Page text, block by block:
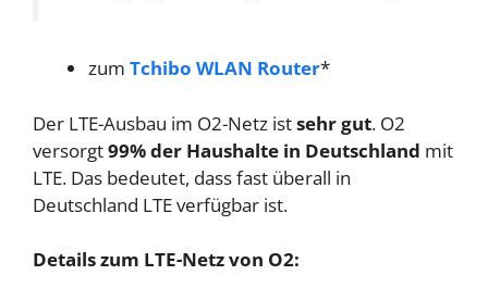
zum Tchibo WLAN Router*
Der LTE-Ausbau im O2-Netz istsehr gut. O2
versorgt99% der Haushalte in Deutschland mit
LTE. Das bedeutet, dass fast überall in
Deutschland LTE verfügbar ist.
Details zum LTE-Netz von O2: